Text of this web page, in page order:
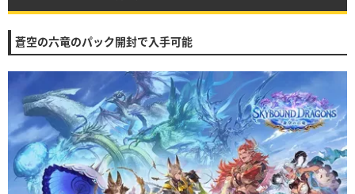
蒼空の六竜のパック開封で入手可能